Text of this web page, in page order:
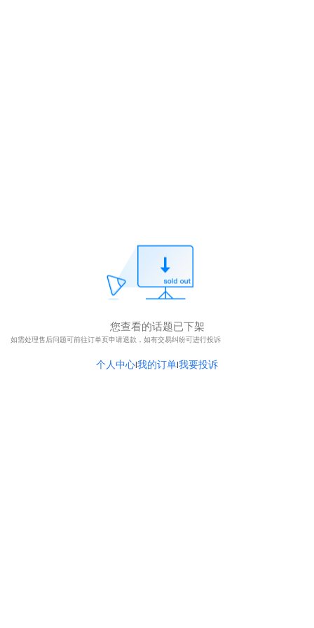
您查看的话题已下架
如需处理售后问题可前往订单页申请退款，如有交易纠纷可进行投诉
个人中心|我的订单|我要投诉